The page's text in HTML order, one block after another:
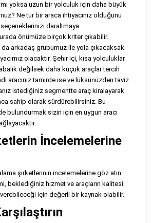
yoksa uzun bir yolculuk için daha büyük
Ne tür bir araca ihtiyacınız olduğunu
daraltmaya
önümüze birçok kriter çıkabilir.
da arkadaş grubumuz ile yola çıkacaksak
olacaktır. Şehir içi, kısa yolculuklar
değilsek daha küçük araçlar tercih
aracınız tamirde ise ve lüksünüzden taviz
istediğiniz segmentte araç kiralayarak
sahip olarak sürdürebilirsiniz. Bu
bulundurmak sizin için en uygun aracı
İncelemelerine
şirketlerinin incelemelerine göz atın.
beklediğiniz hizmet ve araçların kalitesi
için değerli bir kaynak olabilir.